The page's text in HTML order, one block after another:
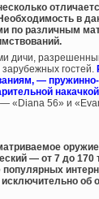
в
по различным
дичи,
гостей.
—
«Diana 56» и
— от 7 до
об